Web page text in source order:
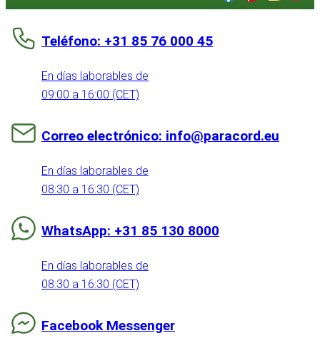
Teléfono: +31 85 76 000 45
En días laborables de
09:00 a 16:00 (CET)
Correo electrónico: info@paracord.eu
En días laborables de
08:30 a 16:30 (CET)
WhatsApp: +31 85 130 8000
En días laborables de
08:30 a 16:30 (CET)
Facebook Messenger